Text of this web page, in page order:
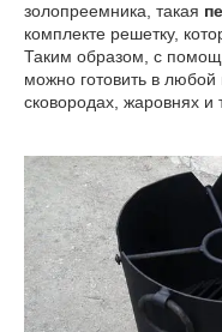
золопреемника, такая
комплекте решетку,
Таким образом, с
можно готовить в
сковородах, жаровнях и